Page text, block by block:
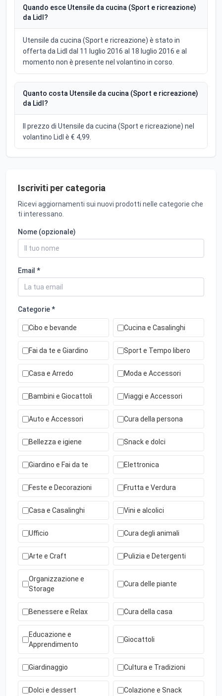
Quando esce Utensile da cucina (Sport e ricreazione)
da Lidl?
Utensile da cucina (Sport e ricreazione) è stato in
offerta da Lidl dal 11 luglio 2016 al 18 luglio 2016 e al
momento non è presente nel volantino in corso.
Quanto costa Utensile da cucina (Sport e ricreazione)
da Lidl?
Il prezzo di Utensile da cucina (Sport e ricreazione) nel
volantino Lidl è € 4,99.
Iscriviti per categoria
Ricevi aggiornamenti sui nuovi prodotti nelle categorie che
ti interessano.
Nome (opzionale)
Email *
Categorie *
Cibo e bevande Cucina e Casalinghi
Fai da te e Giardino Sport e Tempo libero
Casa e Arredo Moda e Accessori
Bambini e Giocattoli Viaggi e Accessori
Auto e Accessori Cura della persona
Bellezza e igiene Snack e dolci
Giardino e Fai da te Elettronica
Feste e Decorazioni Frutta e Verdura
Casa e Casalinghi Vini e alcolici
Ufficio Cura degli animali
Arte e Craft Pulizia e Detergenti
Organizzazione e
Storage
Cura delle piante
Benessere e Relax Cura della casa
Educazione e
Apprendimento
Giocattoli
Giardinaggio Cultura e Tradizioni
Dolci e dessert Colazione e Snack